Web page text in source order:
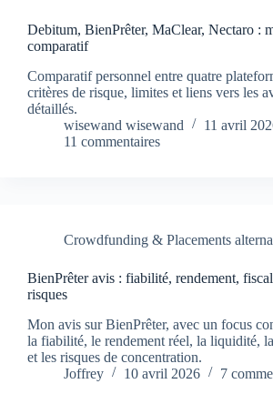
Debitum, BienPrêter, MaClear, Nectaro :
comparatif
Comparatif personnel entre quatre
critères de risque, limites et liens vers les
détaillés.
wisewand wisewand
11 avril
11 commentaires
Crowdfunding & Placements
BienPrêter avis : fiabilité, rendement,
risques
Mon avis sur BienPrêter, avec un focus
la fiabilité, le rendement réel, la liquidité,
et les risques de concentration.
Joffrey
10 avril 2026 7